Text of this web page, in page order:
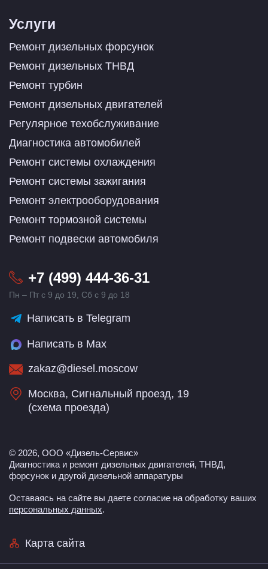
Услуги
Ремонт дизельных форсунок
Ремонт дизельных ТНВД
Ремонт турбин
Ремонт дизельных двигателей
Регулярное техобслуживание
Диагностика автомобилей
Ремонт системы охлаждения
Ремонт системы зажигания
Ремонт электрооборудования
Ремонт тормозной системы
Ремонт подвески автомобиля
+7 (499) 444-36-31
Пн – Пт с 9 до 19, Сб с 9 до 18
Написать в Telegram
Написать в Max
zakaz@diesel.moscow
Москва, Сигнальный проезд, 19
(схема проезда)
© 2026, ООО «Дизель-Сервис»
Диагностика и ремонт дизельных двигателей, ТНВД,
форсунок и другой дизельной аппаратуры
Оставаясь на сайте вы даете согласие на обработку ваших
персональных данных.
Карта сайта